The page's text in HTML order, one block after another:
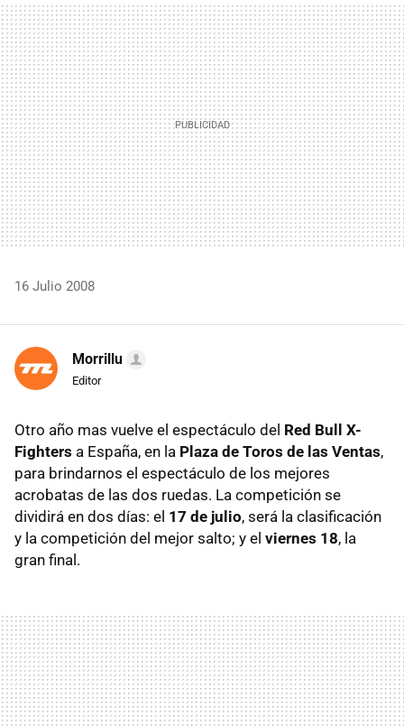
MAIL
16 Julio 2008
Morrillu
Editor
Otro año mas vuelve el espectáculo del Red Bull X-
Fighters a España, en la Plaza de Toros de las Ventas,
para brindarnos el espectáculo de los mejores
acrobatas de las dos ruedas. La competición se
dividirá en dos días: el 17 de julio, será la clasificación
y la competición del mejor salto; y el viernes 18, la
gran final.